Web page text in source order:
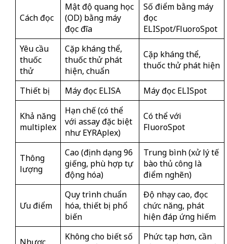
Cách đọc
Mật độ quang học
(OD) bằng máy
đọc đĩa
Số điểm bằng máy
đọc
ELISpot/FluoroSpot
Yêu cầu
thuốc
thử
Cặp kháng thể,
thuốc thử phát
hiện, chuẩn
Cặp kháng thể,
thuốc thử phát hiện
Thiết bị Máy đọc ELISA Máy đọc ELISpot
Khả năng
multiplex
Hạn chế (có thể
với assay đặc biệt
như EYRAplex)
Có thể với
FluoroSpot
Thông
lượng
Cao (định dạng 96
giếng, phù hợp tự
động hóa)
Trung bình (xử lý tế
bào thủ công là
điểm nghẽn)
Ưu điểm
Quy trình chuẩn
hóa, thiết bị phổ
biến
Độ nhạy cao, đọc
chức năng, phát
hiện đáp ứng hiếm
Không cho biết số
Phức tạp hơn, cần